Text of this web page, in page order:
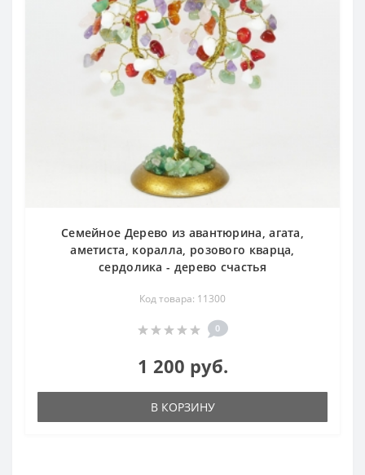
Семейное Дерево из авантюрина, агата,
аметиста, коралла, розового кварца,
сердолика - дерево счастья
Код товара: 11300
0
1 200 руб.
В КОРЗИНУ